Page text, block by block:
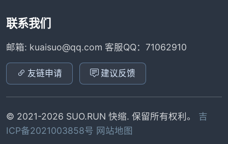
联系我们
邮箱: kuaisuo@qq.com 客服QQ：71062910
友链申请 建议反馈
© 2021-2026 SUO.RUN 快缩. 保留所有权利。 吉
ICP备2021003858号 网站地图